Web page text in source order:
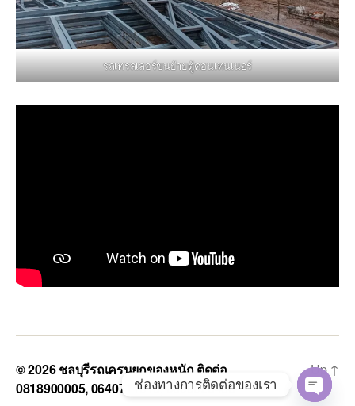
รถเทรลเลอร์ขนย้ายตู้คอนเทนเนอร์
© 2026ชลบุรีรถเครนยกของหนัก ติดต่อ
0818900005, 0640711613, 0800628488
Up↑
ช่องทางการติดต่อของเรา